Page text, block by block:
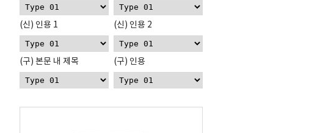
(신) 인용 1 (신) 인용 2
(구) 본문 내 제목 (구) 인용